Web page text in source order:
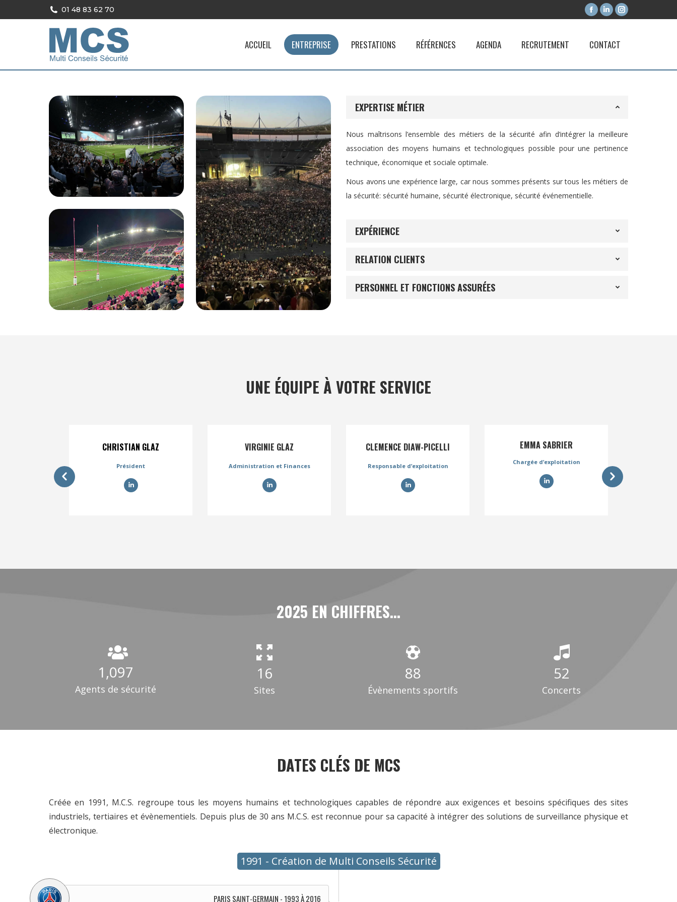
01 48 83 62 70
Facebook
opens
new
LinkedIn
opens
new
Instagram
new
ACCUEIL ENTREPRISE PRESTATIONS RÉFÉRENCES AGENDA RECRUTEMENT CONTACT
EXPERTISE MÉTIER
Nous maîtrisons l’ensemble des métiers de la sécurité afin d’intégrer la meilleure
association des moyens humains et technologiques possible pour une pertinence
technique, économique et sociale optimale.
Nous avons une expérience large, car nous sommes présents sur tous les métiers de
la sécurité: sécurité humaine, sécurité électronique, sécurité événementielle.
EXPÉRIENCE
RELATION CLIENTS
PERSONNEL ET FONCTIONS ASSURÉES
UNE ÉQUIPE À VOTRE SERVICE
CHRISTIAN GLAZ
Président
VIRGINIE GLAZ
Administration et Finances
CLEMENCE DIAW-PICELLI
Responsable d’exploitation
EMMA SABRIER
Chargée d’exploitation
2025 EN CHIFFRES...
1,100
Agents de sécurité
16
Sites
88
Évènements sportifs
52
Concerts
DATES CLÉS DE MCS
Créée en 1991, M.C.S. regroupe tous les moyens humains et technologiques capables de répondre aux exigences et besoins spécifiques des sites
industriels, tertiaires et évènementiels. Depuis plus de 30 ans M.C.S. est reconnue pour sa capacité à intégrer des solutions de surveillance physique et
électronique.
1991 - Création de Multi Conseils Sécurité
PARIS SAINT-GERMAIN - 1993 À 2016